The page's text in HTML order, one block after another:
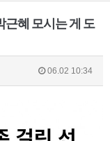
근혜 모시는 게 도
06.02 10:34